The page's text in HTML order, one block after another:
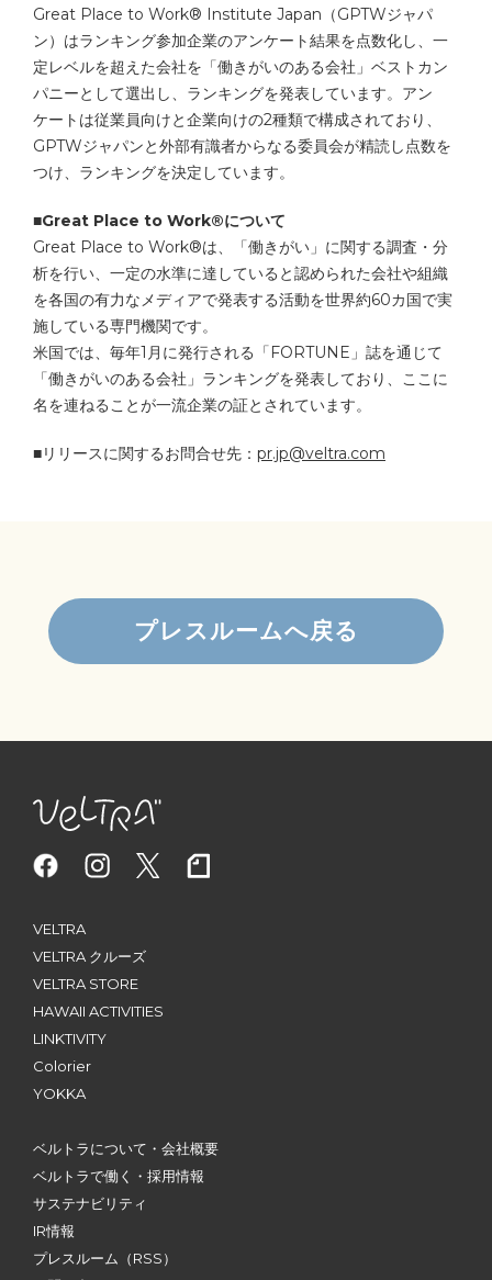
Great Place to Work® Institute Japan（GPTWジャパ
ン）はランキング参加企業のアンケート結果を点数化し、一
定レベルを超えた会社を「働きがいのある会社」ベストカン
パニーとして選出し、ランキングを発表しています。アン
ケートは従業員向けと企業向けの2種類で構成されており、
GPTWジャパンと外部有識者からなる委員会が精読し点数を
つけ、ランキングを決定しています。
■Great Place to Work®について
Great Place to Work®は、「働きがい」に関する調査・分
析を行い、一定の水準に達していると認められた会社や組織
を各国の有力なメディアで発表する活動を世界約60カ国で実
施している専門機関です。
米国では、毎年1月に発行される「FORTUNE」誌を通じて
「働きがいのある会社」ランキングを発表しており、ここに
名を連ねることが一流企業の証とされています。
■リリースに関するお問合せ先： pr.jp@veltra.com
プレスルームへ戻る
VELTRA
VELTRA クルーズ
VELTRA STORE
HAWAII ACTIVITIES
LINKTIVITY
Colorier
YOKKA
ベルトラについて・会社概要
ベルトラで働く・採用情報
サステナビリティ
IR情報
プレスルーム （RSS）